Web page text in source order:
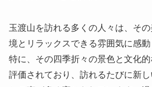
玉渡山を訪れる多くの人々は、そ
境とリラックスできる雰囲気に感動
特に、その四季折々の景色と文化的
評価されており、訪れるたびに新